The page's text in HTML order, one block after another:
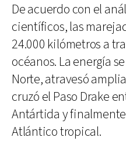
De acuerdo con el
científicos, las
24.000 kilómetros a
océanos. La energía
Norte, atravesó
cruzó el Paso Drake
Antártida y
Atlántico tropical.